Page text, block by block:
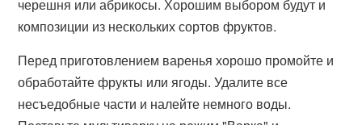
черешня или абрикосы. Хорошим выбором будут и
композиции из нескольких сортов фруктов.
Перед приготовлением варенья хорошо промойте и
обработайте фрукты или ягоды. Удалите все
несъедобные части и налейте немного воды.